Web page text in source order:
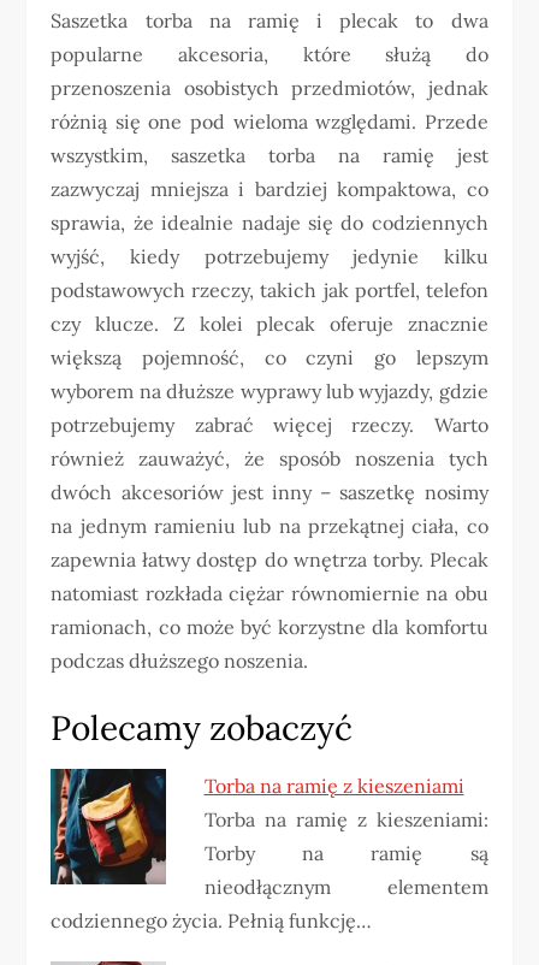
Saszetka torba na ramię i plecak to dwa
popularne akcesoria, które służą do
przenoszenia osobistych przedmiotów, jednak
różnią się one pod wieloma względami. Przede
wszystkim, saszetka torba na ramię jest
zazwyczaj mniejsza i bardziej kompaktowa, co
sprawia, że idealnie nadaje się do codziennych
wyjść, kiedy potrzebujemy jedynie kilku
podstawowych rzeczy, takich jak portfel, telefon
czy klucze. Z kolei plecak oferuje znacznie
większą pojemność, co czyni go lepszym
wyborem na dłuższe wyprawy lub wyjazdy, gdzie
potrzebujemy zabrać więcej rzeczy. Warto
również zauważyć, że sposób noszenia tych
dwóch akcesoriów jest inny – saszetkę nosimy
na jednym ramieniu lub na przekątnej ciała, co
zapewnia łatwy dostęp do wnętrza torby. Plecak
natomiast rozkłada ciężar równomiernie na obu
ramionach, co może być korzystne dla komfortu
podczas dłuższego noszenia.
Polecamy zobaczyć
Torba na ramię z kieszeniami
Torba na ramię z kieszeniami:
Torby na ramię są
nieodłącznym elementem
codziennego życia. Pełnią funkcję…